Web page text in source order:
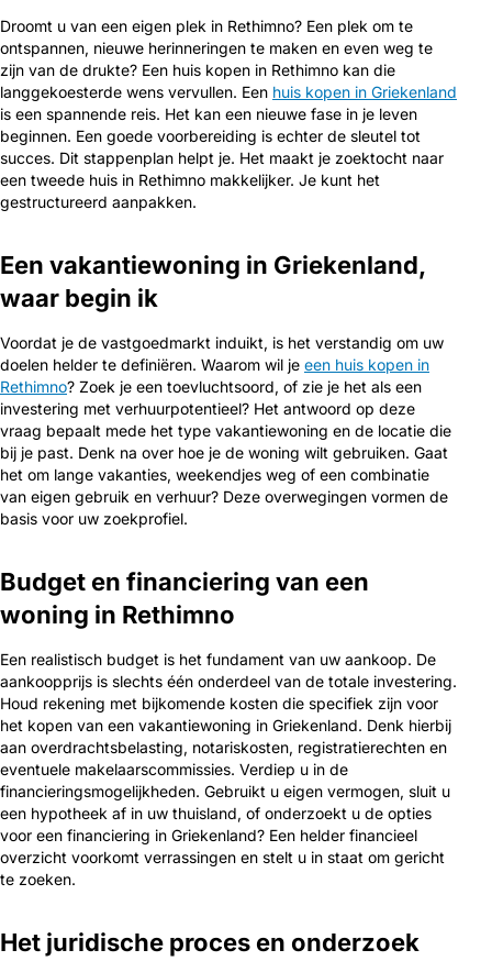
Droomt u van een eigen plek in Rethimno? Een plek om te
ontspannen, nieuwe herinneringen te maken en even weg te
zijn van de drukte? Een huis kopen in Rethimno kan die
langgekoesterde wens vervullen. Een huis kopen in Griekenland
is een spannende reis. Het kan een nieuwe fase in je leven
beginnen. Een goede voorbereiding is echter de sleutel tot
succes. Dit stappenplan helpt je. Het maakt je zoektocht naar
een tweede huis in Rethimno makkelijker. Je kunt het
gestructureerd aanpakken.
Een vakantiewoning in Griekenland,
waar begin ik
Voordat je de vastgoedmarkt induikt, is het verstandig om uw
doelen helder te definiëren. Waarom wil je een huis kopen in
Rethimno? Zoek je een toevluchtsoord, of zie je het als een
investering met verhuurpotentieel? Het antwoord op deze
vraag bepaalt mede het type vakantiewoning en de locatie die
bij je past. Denk na over hoe je de woning wilt gebruiken. Gaat
het om lange vakanties, weekendjes weg of een combinatie
van eigen gebruik en verhuur? Deze overwegingen vormen de
basis voor uw zoekprofiel.
Budget en financiering van een
woning in Rethimno
Een realistisch budget is het fundament van uw aankoop. De
aankoopprijs is slechts één onderdeel van de totale investering.
Houd rekening met bijkomende kosten die specifiek zijn voor
het kopen van een vakantiewoning in Griekenland. Denk hierbij
aan overdrachtsbelasting, notariskosten, registratierechten en
eventuele makelaarscommissies. Verdiep u in de
financieringsmogelijkheden. Gebruikt u eigen vermogen, sluit u
een hypotheek af in uw thuisland, of onderzoekt u de opties
voor een financiering in Griekenland? Een helder financieel
overzicht voorkomt verrassingen en stelt u in staat om gericht
te zoeken.
Het juridische proces en onderzoek